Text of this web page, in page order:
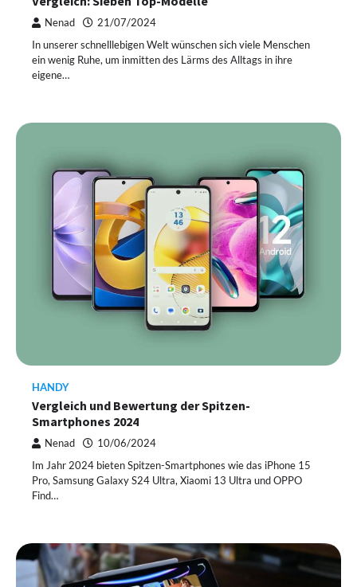
Nenad 21/07/2024
In unserer schnelllebigen Welt wünschen sich viele Menschen
ein wenig Ruhe, um inmitten des Lärms des Alltags in ihre
eigene…
HANDY
Vergleich und Bewertung der Spitzen-
Smartphones 2024
Nenad 10/06/2024
Im Jahr 2024 bieten Spitzen-Smartphones wie das iPhone 15
Pro, Samsung Galaxy S24 Ultra, Xiaomi 13 Ultra und OPPO
Find…